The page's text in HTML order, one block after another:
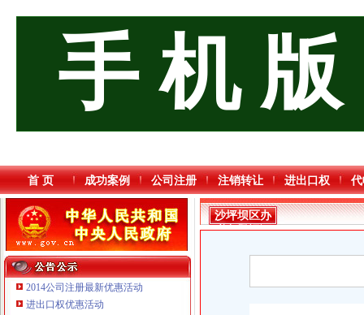
手 机 版
首 页 成功案例 公司注册 注销转让 进出口权
2014公司注册最新优惠活动
进出口权优惠活动
沙坪坝区办
税务登记证